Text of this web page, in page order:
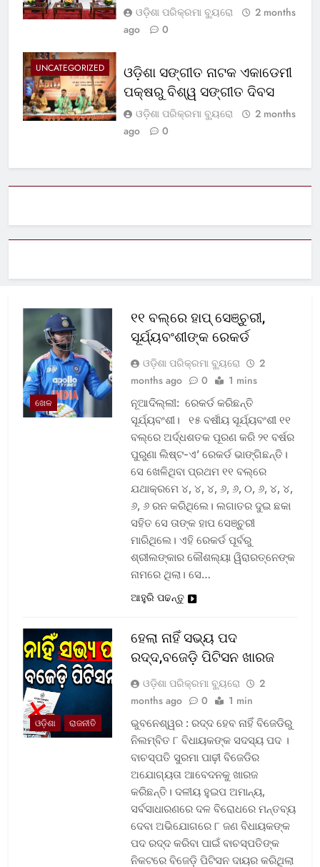
ଓଡ଼ିଶା ପରିକ୍ରମା ବ୍ୟୁରୋ
2 months
ago
0
UNCATEGORIZED
ଓଡ଼ିଶା ସଙ୍ଗୀତ ନାଟକ ଏକାଡେମୀ
ପକ୍ଷରୁ ବିଶ୍ୱ ସଙ୍ଗୀତ ଦିବସ
ଓଡ଼ିଶା ପରିକ୍ରମା ବ୍ୟୁରୋ
2 months
ago
0
ଖେଳ
୧୧ ବଲ୍‌ରେ ହାପ୍ ସେଞ୍ଚୁରୀ,
ସୂର୍ଯ୍ୟବଂଶୀଙ୍କ ରେକର୍ଡ
ଓଡ଼ିଶା ପରିକ୍ରମା ବ୍ୟୁରୋ
2
months ago
0 1 mins
ନୂଆଦିଲ୍ଲୀ: ରେକର୍ଡ କରିଛନ୍ତି
ସୂର୍ଯ୍ୟବଂଶୀ। ୧୫ ବର୍ଷୀୟ ସୂର୍ଯ୍ୟବଂଶୀ ୧୧
ବଲ୍‌ରେ ଅର୍ଦ୍ଧଶତକ ପୂରଣ କରି ୨୧ ବର୍ଷର
ପୁରୁଣା ଲିଷ୍ଟ-ଏ’ ରେକର୍ଡ ଭାଙ୍ଗିଛନ୍ତି।
ସେ ଖେଳିଥିବା ପ୍ରଥମ ୧୧ ବଲ୍‌ରେ
ଯଥାକ୍ରମେ ୪, ୪, ୪, ୬, ୬, ୦, ୬, ୪, ୪,
୬, ୬ ରନ କରିଥିଲେ। ଲଗାତର ଦୁଇ ଛକା
ସହିତ ସେ ତାଙ୍କ ହାପ ସେଞ୍ଚୁରୀ
ମାରିଥିଲେ। ଏହି ରେକର୍ଡ ପୂର୍ବରୁ
ଶ୍ରୀଲଙ୍କାର କୌଶଲ୍ୟା ୱିରାରତ୍ନେଙ୍କ
ନାମରେ ଥିଲା। ସେ…
ଆହୁରି ପଢନ୍ତୁ
ଓଡ଼ିଶା ରାଜନୀତି
ହେଲା ନାହିଁ ସଭ୍ୟ ପଦ
ରଦ୍ଦ,ବଜେଡ଼ି ପିଟିସନ ଖାରଜ
ଓଡ଼ିଶା ପରିକ୍ରମା ବ୍ୟୁରୋ
2
months ago
0 1 min
ଭୁବନେଶ୍ୱର : ରଦ୍ଦ ହେବ ନାହିଁ ବିଜେଡିରୁ
ନିଲମ୍ବିତ ୮ ବିଧାୟକଙ୍କ ସଦସ୍ୟ ପଦ ।
ବାଚସ୍ପତି ସୁରମା ପାଢ଼ୀ ବିଜେଡିର
ଅଯୋଗ୍ୟତା ଆବେଦନକୁ ଖାରଜ
କରିଛନ୍ତି। ଦଳୀୟ ହୁଇପ ଅମାନ୍ୟ,
ସର୍ବସାଧାରଣରେ ଦଳ ବିରୋଧରେ ମନ୍ତବ୍ୟ
ଦେବା ଅଭିଯୋଗରେ ୮ ଜଣ ବିଧାୟକଙ୍କ
ପଦ ରଦ୍ଦ କରିବା ପାଇଁ ବାଚସ୍ପତିଙ୍କ
ନିକଟରେ ବିଜେଡ଼ି ପିଟିସନ ଦାୟର କରିଥିଲା